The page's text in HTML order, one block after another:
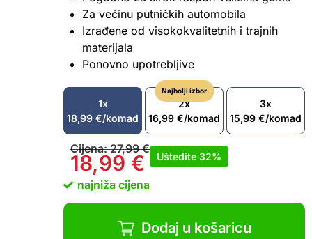
Za većinu putničkih automobila
Izrađene od visokokvalitetnih i trajnih
materijala
Ponovno upotrebljive
1x
18,99 €/komad
Najbolji izbor
2x
16,99 €/komad
3x
15,99 €/komad
Cijena:27,99€
18,99 € Uštedite 32%
najniža cijena
Dodaj u košaricu